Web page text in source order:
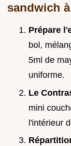
sandwich
Prépare
bol,
5ml de
uniforme.
Le
mini
l'intérieur